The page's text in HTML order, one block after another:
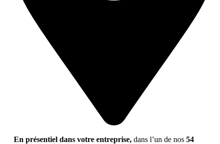
En présentiel dans votre entreprise, dans l’un de nos 54